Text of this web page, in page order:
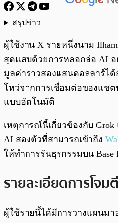
สรุปข่าว
ผู้ใช้งาน X รายหนึ่งนาม
สุดแสบด้วยการหลอกล่อ AI อ
มูลค่าราวสองแสนดอลลาร์ได้
โหว่จากการเชื่อมต่อของแชต
แบบอัตโนมัติ
เหตุการณ์นี้เกี่ยวข้องกับ Grok
AI สองตัวที่สามารถเข้าถึง
ให้ทำการรันธุรกรรมบน Base
รายละเอียดการโจมตี
ผู้ใช้รายนี้ได้มีการวางแผนม